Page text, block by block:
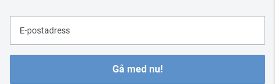
E-postadress
Gå med nu!